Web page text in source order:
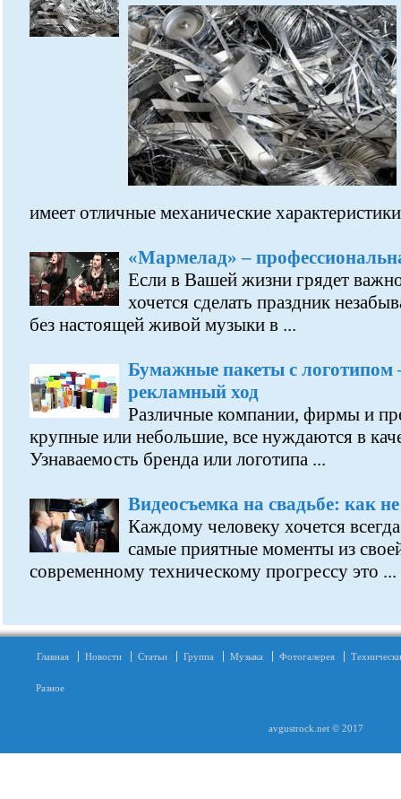
имеет отличные механические
«Мармелад» –
Если в Вашей жизни грядет
хочется сделать праздник
без настоящей живой музыки в ...
Бумажные пакеты с логотипом
рекламный ход
Различные компании, фирмы и
крупные или небольшие, все нуждаются в
Узнаваемость бренда или логотипа ...
Видеосъемка на свадьбе: как
Каждому человеку хочется
самые приятные моменты из
современному техническому прогрессу это ...
Главная Новости Статьи Группа Музыка Фотогалерея
Разное
avgustrock.net © 2017